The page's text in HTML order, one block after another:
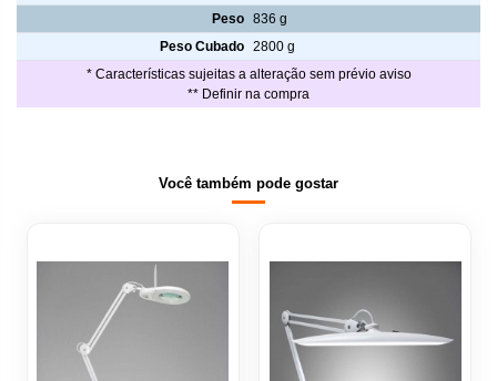
Peso 836 g
Peso Cubado 2800 g
* Características sujeitas a alteração sem prévio aviso
** Definir na compra
Você também pode gostar